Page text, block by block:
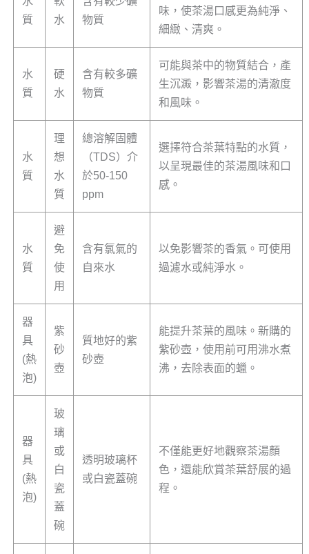
質
水
物質
味，使茶湯口感更為純淨、
細緻、清爽。
水
質
硬
水
含有較多礦
物質
可能與茶中的物質結合，產
生沉澱，影響茶湯的清澈度
和風味。
水
質
理
想
水
質
總溶解固體
（TDS）介
於50-150
ppm
選擇符合茶葉特點的水質，
以呈現最佳的茶湯風味和口
感。
水
質
避
免
使
用
含有氯氣的
自來水
以免影響茶的香氣。可使用
過濾水或純淨水。
器
具
(熱
泡)
紫
砂
壺
質地好的紫
砂壺
能提升茶葉的風味。新購的
紫砂壺，使用前可用沸水煮
沸，去除表面的蠟。
器
具
(熱
泡)
玻
璃
或
白
瓷
蓋
碗
透明玻璃杯
或白瓷蓋碗
不僅能更好地觀察茶湯顏
色，還能欣賞茶葉舒展的過
程。